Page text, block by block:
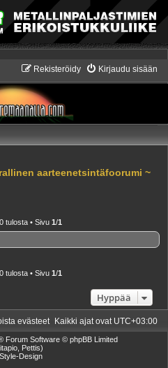
Kirjaudu sisään
Rekisteröidy
aarteenetsintäfoorumi ~
tulosta • Sivu 1/1
tulosta • Sivu 1/1
Hyppää
Kaikki ajat ovat UTC+03:00
evästeet
Forum Software © phpBB Limited
Pettis)
Design